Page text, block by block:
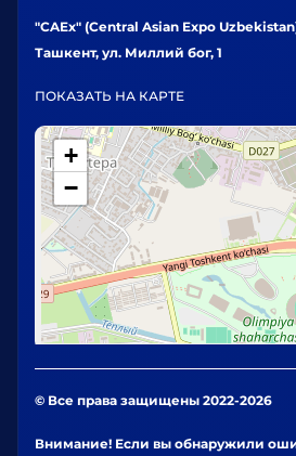
"CAEx" (Central Asian Expo
Ташкент, ул. Миллий бог, 1
ПОКАЗАТЬ НА КАРТЕ
+
−
© Все права защищены 2022-2026
Внимание! Если вы обнаружили